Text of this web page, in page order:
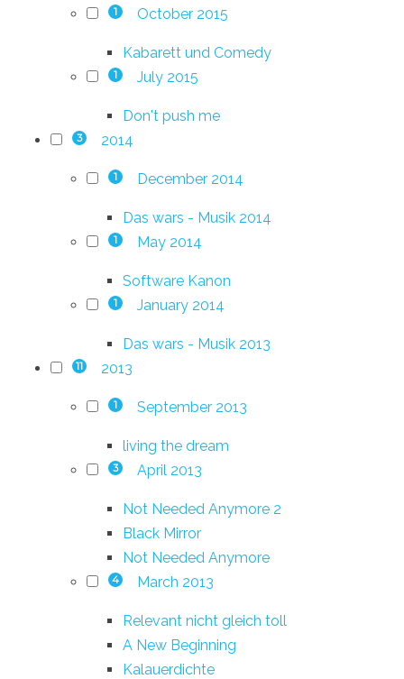
1 October 2015
Kabarett und Comedy
1 July 2015
Don't push me
3 2014
1 December 2014
Das wars - Musik 2014
1 May 2014
Software Kanon
1 January 2014
Das wars - Musik 2013
11 2013
1 September 2013
living the dream
3 April 2013
Not Needed Anymore 2
Black Mirror
Not Needed Anymore
4 March 2013
Relevant nicht gleich toll
A New Beginning
Kalauerdichte